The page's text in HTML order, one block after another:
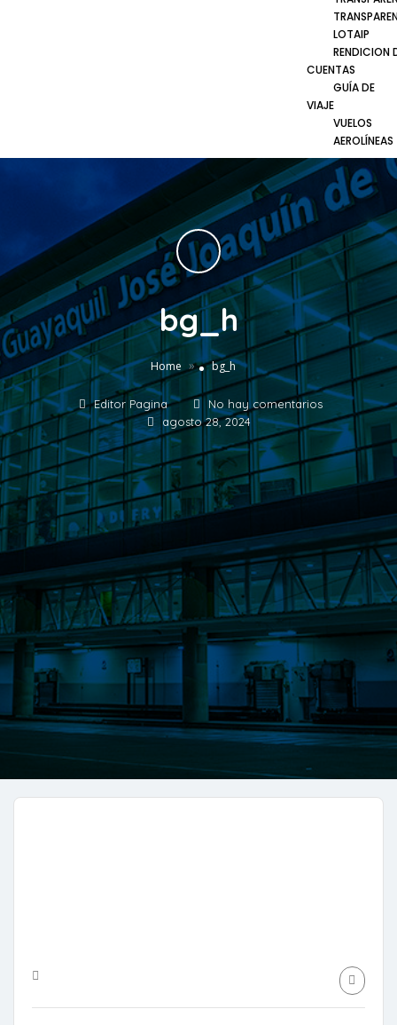
LOTAIP
RENDICION
CUENTAS
GUÍA DE
VIAJE
VUELOS
AEROLÍNEAS
bg_h
Home » bg_h
Editor Pagina
No hay comentarios
agosto 28, 2024